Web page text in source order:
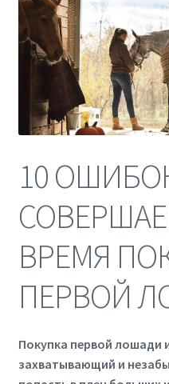
10
ВРЕМЯ
ПЕРВОЙ
Покупка первой лошади
захватывающий и